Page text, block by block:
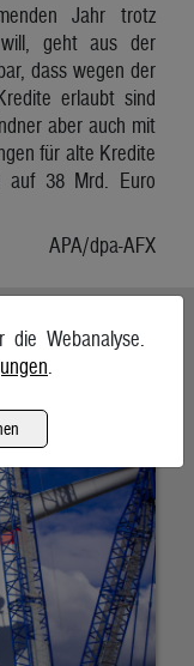
Jahr trotz
will, geht aus der
dass wegen der
erlaubt sind
aber auch mit
für alte Kredite
auf 38 Mrd. Euro
APA/dpa-AFX
Webanalyse.